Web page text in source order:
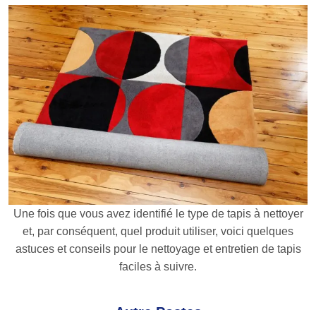
Une fois que vous avez identifié le type de tapis à nettoyer
et, par conséquent, quel produit utiliser, voici quelques
astuces et conseils pour le nettoyage et entretien de tapis
faciles à suivre.